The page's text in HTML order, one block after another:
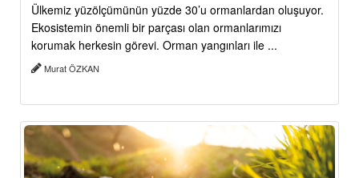
Ülkemiz yüzölçümünün yüzde 30’u ormanlardan oluşuyor.
Ekosistemin önemli bir parçası olan ormanlarımızı
korumak herkesin görevi. Orman yangınları ile ...
Murat ÖZKAN